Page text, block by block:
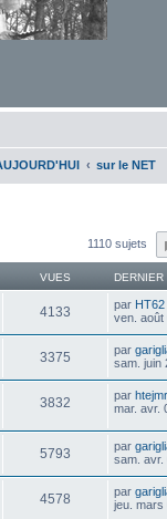
sur le NET
1110 sujets
VUES
4133 par HT62
ven. août
3375 par
sam. juin
3832 par htejmr
mar. avr.
5793 par
sam. avr.
4578 par
jeu. mars